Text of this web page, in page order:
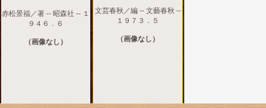
赤松景福／著 -- 昭森社 -- １
９４６．６
（画像なし）
文芸春秋／編 -- 文藝春秋 --
１９７３．５
（画像なし）